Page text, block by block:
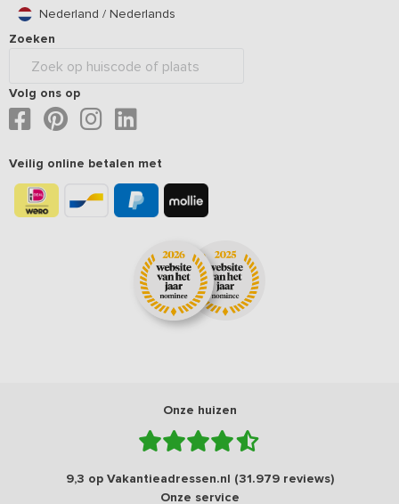
Nederland / Nederlands
Zoeken
Volg ons op
Veilig online betalen met
Onze huizen
9,3 op Vakantieadressen.nl (31.979 reviews)
Onze service